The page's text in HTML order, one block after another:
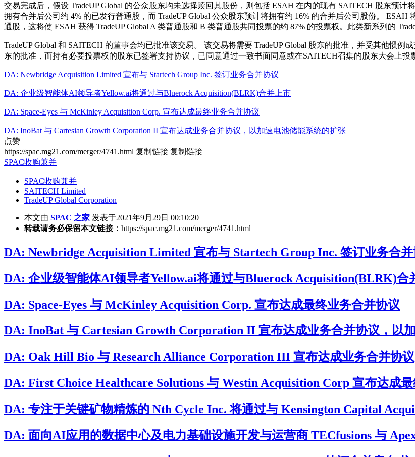
交易完成后，假设 TradeUP Global 的公众股东均未选择赎回其股份，则包括 ESAH 在内的现有 SAITECH 股东预计
拥有合并后公司约 4% 的已发行普通股，而 TradeUP Global 公众股东预计将拥有约 16% 的合并后公司股份。
通股，这将使 ESAH 获得 TradeUP Global A 类普通股和 B 类普通股共同投票的约 87% 的投票权。此类新系列的
TradeUP Global 和 SAITECH 的董事会均已批准该交易。 该交易将需要 TradeUP Global 股东的批准，并受其他惯
东的批准，而持有必要投票权的股东已签署支持协议，已同意通过一致书面同意或在SAITECH召集的股东大会上投
DA: Newbridge Acquisition Limited 宣布与 Startech Group Inc. 签订业务合并协议
DA: 企业级智能体AI领导者Yellow.ai将通过与Bluerock Acquisition(BLRK)合并上市
DA: Space-Eyes 与 McKinley Acquisition Corp. 宣布达成最终业务合并协议
DA: InoBat 与 Cartesian Growth Corporation II 宣布达成业务合并协议，以加速电池储能系统的扩张
点赞
https://spac.mg21.com/merger/4741.html 复制链接 复制链接
SPAC收购兼并
SPAC收购兼并
SAITECH Limited
TradeUP Global Corporation
本文由 SPAC 之家 发表于2021年9月29日 00:10:20
转载请务必保留本文链接： https://spac.mg21.com/merger/4741.html
DA: Newbridge Acquisition Limited 宣布与 Startech Group Inc. 签订业务合
DA: 企业级智能体AI领导者Yellow.ai将通过与Bluerock Acquisition(BLRK)合
DA: Space-Eyes 与 McKinley Acquisition Corp. 宣布达成最终业务合并协议
DA: InoBat 与 Cartesian Growth Corporation II 宣布达成业务合并协议，以
DA: Oak Hill Bio 与 Research Alliance Corporation III 宣布达成业务合并协议
DA: First Choice Healthcare Solutions 与 Westin Acquisition Corp 宣布达成
DA: 专注于关键矿物精炼的 Nth Cycle Inc. 将通过与 Kensington Capital
DA: 面向AI应用的数据中心及电力基础设施开发与运营商 TECfusions 与